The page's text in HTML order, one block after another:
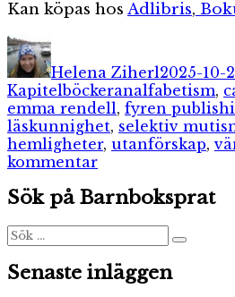
Kan köpas hos Adlibris,
Författare
Helena Ziherl2025-10-
KapitelböckerEtiketter
analfabetism,
emma rendell, fyren
läskunnighet, selektiv
hemligheter, utanförskap,
kommentartill
och
hemligheter
Sök på Barnboksprat
Sök
efter:
Sök
Senaste inläggen